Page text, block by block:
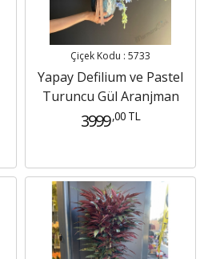
Çiçek Kodu : 5733
Yapay Defilium ve Pastel
Turuncu Gül Aranjman
3999 ,00 TL